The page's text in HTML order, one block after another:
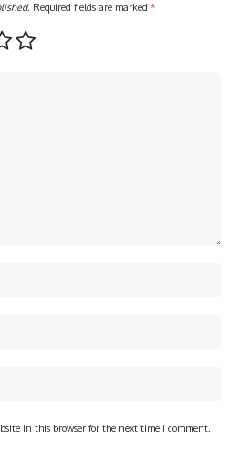
Required fields are marked *
in this browser for the next time I comment.